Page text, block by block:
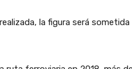
la figura será sometida